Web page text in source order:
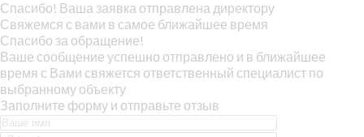
Спасибо! Ваша заявка отправлена директору
Свяжемся с вами в самое ближайшее время
Спасибо за обращение!
Ваше сообщение успешно отправлено и в ближайшее
время с Вами свяжется ответственный специалист по
выбранному объекту
Заполните форму и отправьте отзыв